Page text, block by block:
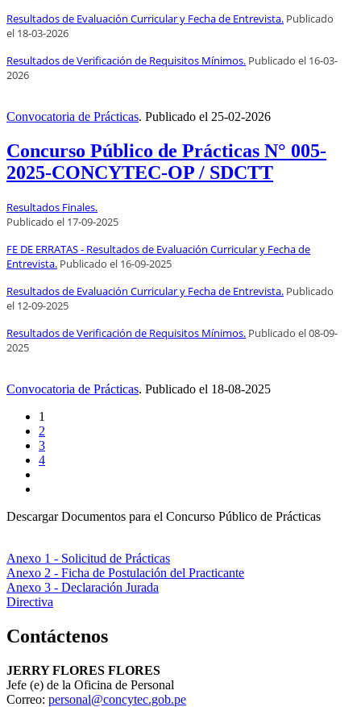
Resultados de Evaluación Curricular y Fecha de Entrevista. Publicado
el 18-03-2026
Resultados de Verificación de Requisitos Mínimos. Publicado el 16-03-
2026
Convocatoria de Prácticas. Publicado el 25-02-2026
Concurso Público de Prácticas N° 005-
2025-CONCYTEC-OP / SDCTT
Resultados Finales.
Publicado el 17-09-2025
FE DE ERRATAS - Resultados de Evaluación Curricular y Fecha de
Entrevista. Publicado el 16-09-2025
Resultados de Evaluación Curricular y Fecha de Entrevista. Publicado
el 12-09-2025
Resultados de Verificación de Requisitos Mínimos. Publicado el08-09-
2025
Convocatoria de Prácticas. Publicado el 18-08-2025
1
2
3
4
Descargar Documentos para el Concurso Público de Prácticas
Anexo 1 - Solicitud de Prácticas
Anexo 2 - Ficha de Postulación del Practicante
Anexo 3 - Declaración Jurada
Directiva
Contáctenos
JERRY FLORES FLORES
Jefe (e) de la Oficina de Personal
Correo: personal@concytec.gob.pe